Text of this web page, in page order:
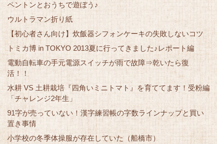
ペントンとおうちで遊ぼう♪
ウルトラマン折り紙
【初心者さん向け】炊飯器シフォンケーキの失敗しないコツ
トミカ博 in TOKYO 2013夏に行ってきました♪レポート編
電動自転車の手元電源スイッチが雨で故障⇒乾いたら復
活！！
水耕 VS 土耕栽培『四角いミニトマト』を育ててます！受粉編
「チャレンジ2年生」
91字が売っていない！漢字練習帳の字数ラインナップと買い
置き事情
小学校の冬季体操服が存在していた（船橋市）